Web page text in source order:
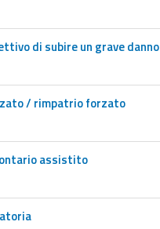
di subire un grave danno
/ rimpatrio forzato
assistito